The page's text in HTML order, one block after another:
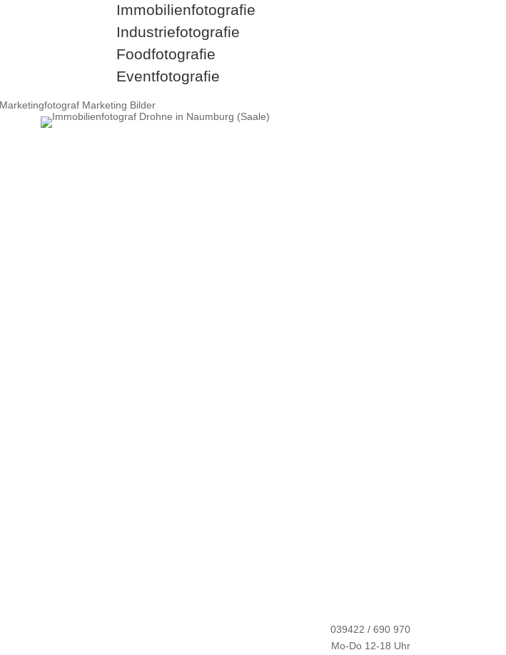
Immobilienfotografie
Industriefotografie
Foodfotografie
Eventfotografie
039422 / 690 970
Mo-Do 12-18 Uhr